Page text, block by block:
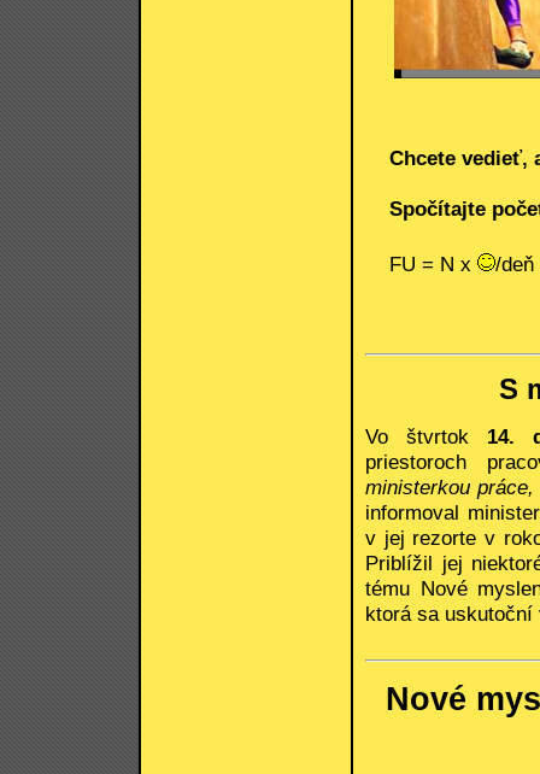
Chcete vedieť,
Spočítajte
FU = N x /deň
S
Vo štvrtok 14.
priestoroch
ministerkou
informoval
v jej rezorte v
Priblížil jej
tému Nové
ktorá sa uskutoční
Nové